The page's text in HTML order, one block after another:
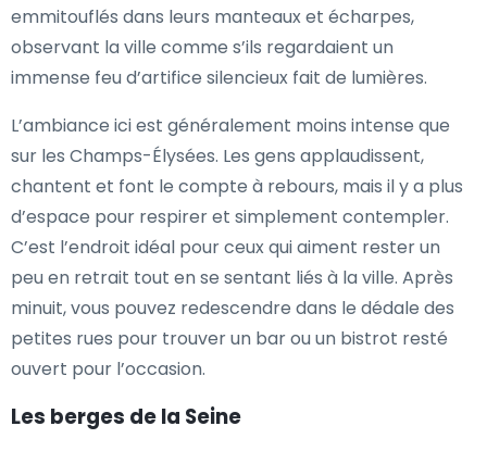
emmitouflés dans leurs manteaux et écharpes,
observant la ville comme s’ils regardaient un
immense feu d’artifice silencieux fait de lumières.
L’ambiance ici est généralement moins intense que
sur les Champs-Élysées. Les gens applaudissent,
chantent et font le compte à rebours, mais il y a plus
d’espace pour respirer et simplement contempler.
C’est l’endroit idéal pour ceux qui aiment rester un
peu en retrait tout en se sentant liés à la ville. Après
minuit, vous pouvez redescendre dans le dédale des
petites rues pour trouver un bar ou un bistrot resté
ouvert pour l’occasion.
Les berges de la Seine